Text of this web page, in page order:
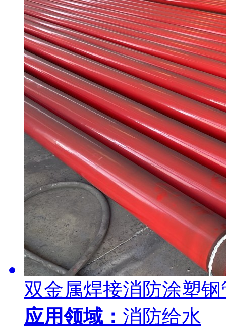
双金属焊接消防涂塑
应用领域： 消防给水